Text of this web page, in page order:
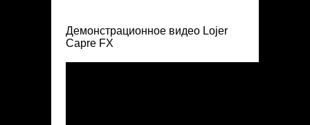
Демонстрационное видео Lojer
Capre FX